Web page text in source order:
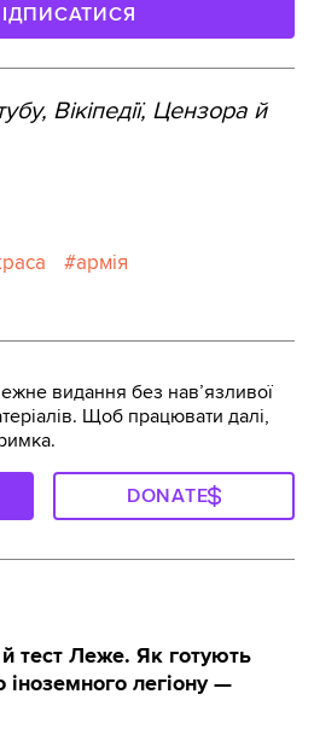
Вікіпедії, Цензора й
армія
видання без навʼязливої
Щоб працювати далі,
DONATE
тест Леже. Як готують
іноземного легіону —